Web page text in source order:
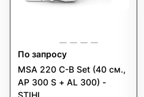
По запросу
MSA 220 C-B Set (40 см.,
AP 300 S + AL 300) -
STIHL